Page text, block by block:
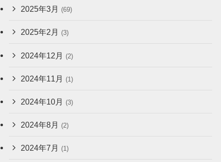
2025年3月 (69)
2025年2月 (3)
2024年12月 (2)
2024年11月 (1)
2024年10月 (3)
2024年8月 (2)
2024年7月 (1)